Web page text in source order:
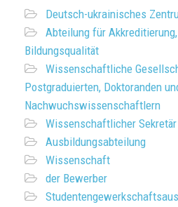
Deutsch-ukrainisches
Abteilung für
Bildungsqualität
Wissenschaftliche
Postgraduierten, Doktoranden
Nachwuchswissenschaftlern
Wissenschaftlicher Sekretär
Ausbildungsabteilung
Wissenschaft
der Bewerber